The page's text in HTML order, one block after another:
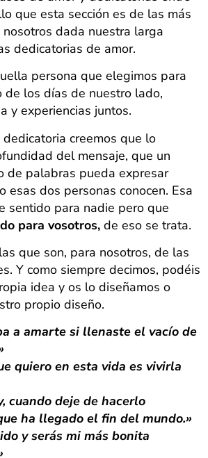
que esta sección es de las más
dada nuestra larga
dedicatorias de amor.
persona que elegimos para
de los días de nuestro lado,
y experiencias juntos.
creemos que lo
del mensaje, que un
de palabras pueda expresar
esas dos personas conocen. Esa
sentido para nadie pero que
para vosotros, de eso se trata.
que son, para nosotros, de las
Y como siempre decimos, podéis
idea y os lo diseñamos o
propio diseño.
a amarte si llenaste el vacío de
quiero en esta vida es vivirla
cuando deje de hacerlo
ha llegado el fin del mundo.»
y serás mi más bonita